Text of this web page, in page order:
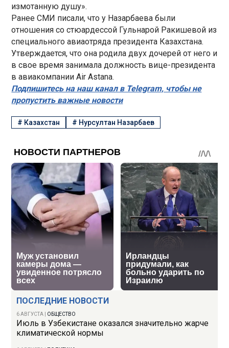
ПОСЛЕДНИЕ НОВОСТИ
6 АВГУСТА ОБЩЕСТВО
Июль в Узбекистане оказался значительно жарче
климатической нормы
измотанную душу».
Ранее СМИ писали, что у Назарбаева были
отношения со стюардессой Гульнарой Ракишевой из
специального авиаотряда президента Казахстана.
Утверждается, что она родила двух дочерей от него и
в свое время занимала должность вице-президента
в авиакомпании Air Astana.
Подпишитесь на наш канал в Telegram, чтобы не
пропустить важные новости
# Казахстан # Нурсултан Назарбаев